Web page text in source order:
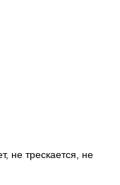
не трескается, не